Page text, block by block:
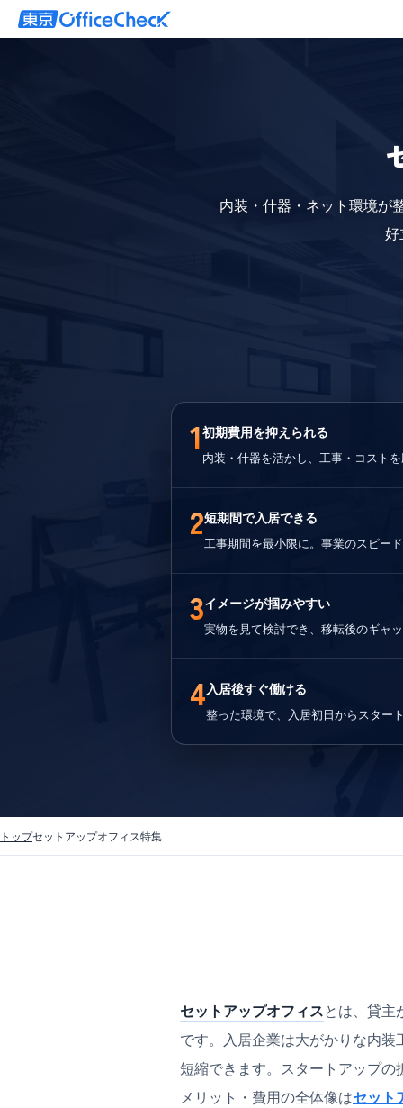
内装・什器・ネット環境が
好
1初期費用を抑えられる
内装・什器を活かし、工事・コスト
2短期間で入居できる
工事期間を最小限に。事業のスピー
3イメージが掴みやすい
実物を見て検討でき、移転後のギャ
4入居後すぐ働ける
整った環境で、入居初日からスター
トップセットアップオフィス特集
セットアップオフィスとは、貸主
です。入居企業は大がかりな内
短縮できます。スタートアップ
メリット・費用の全体像はセット